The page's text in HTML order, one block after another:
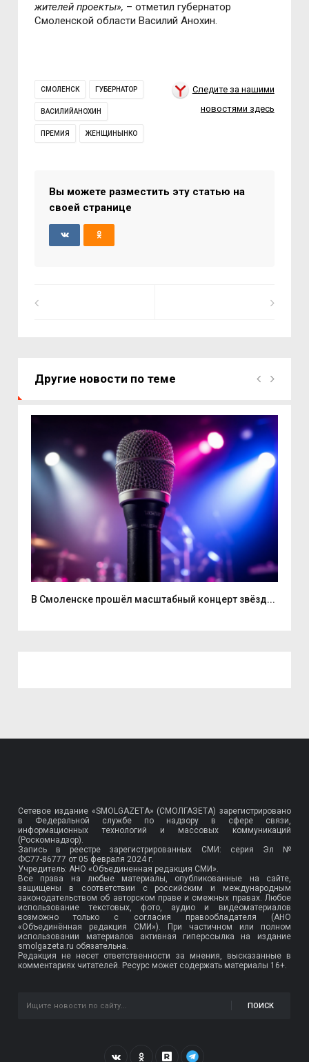
жителей проекты», – отметил губернатор
Смоленской области Василий Анохин.
СМОЛЕНСК ГУБЕРНАТОР
ВАСИЛИЙАНОХИН
ПРЕМИЯ ЖЕНЩИНЫНКО
Следите за нашими
новостями здесь
Вы можете разместить эту статью на
своей странице
Другие новости по теме
В Смоленске прошёл масштабный концерт звёзд...
Сетевое издание «SMOLGAZETA» (СМОЛГАЗЕТА) зарегистрировано
в Федеральной службе по надзору в сфере связи,
информационных технологий и массовых коммуникаций
(Роскомнадзор).
Запись в реестре зарегистрированных СМИ: серия Эл №
ФС77-86777 от 05 февраля 2024 г.
Учредитель: АНО «Объединенная редакция СМИ».
Все права на любые материалы, опубликованные на сайте,
защищены в соответствии с российским и международным
законодательством об авторском праве и смежных правах. Любое
использование текстовых, фото, аудио и видеоматериалов
возможно только с согласия правообладателя (АНО
«Объединённая редакция СМИ»). При частичном или полном
использовании материалов активная гиперссылка на издание
smolgazeta.ru обязательна.
Редакция не несет ответственности за мнения, высказанные в
комментариях читателей. Ресурс может содержать материалы 16+.
ПОИСК